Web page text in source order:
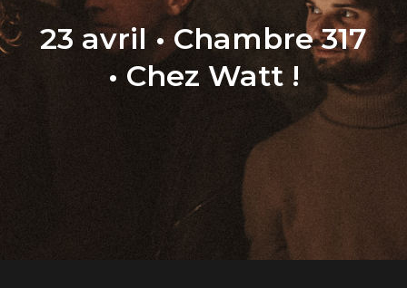
23 avril • Chambre 317
• Chez Watt !